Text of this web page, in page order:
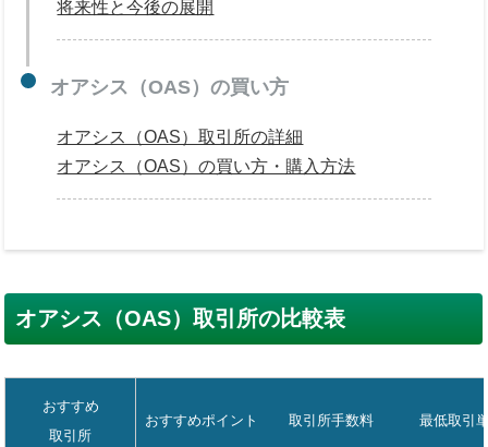
将来性と今後の展開
オアシス（OAS）の買い方
オアシス（OAS）取引所の詳細
オアシス（OAS）の買い方・購入方法
オアシス（OAS）取引所の比較表
おすすめ
取引所
おすすめポイント 取引所手数料 最低取引